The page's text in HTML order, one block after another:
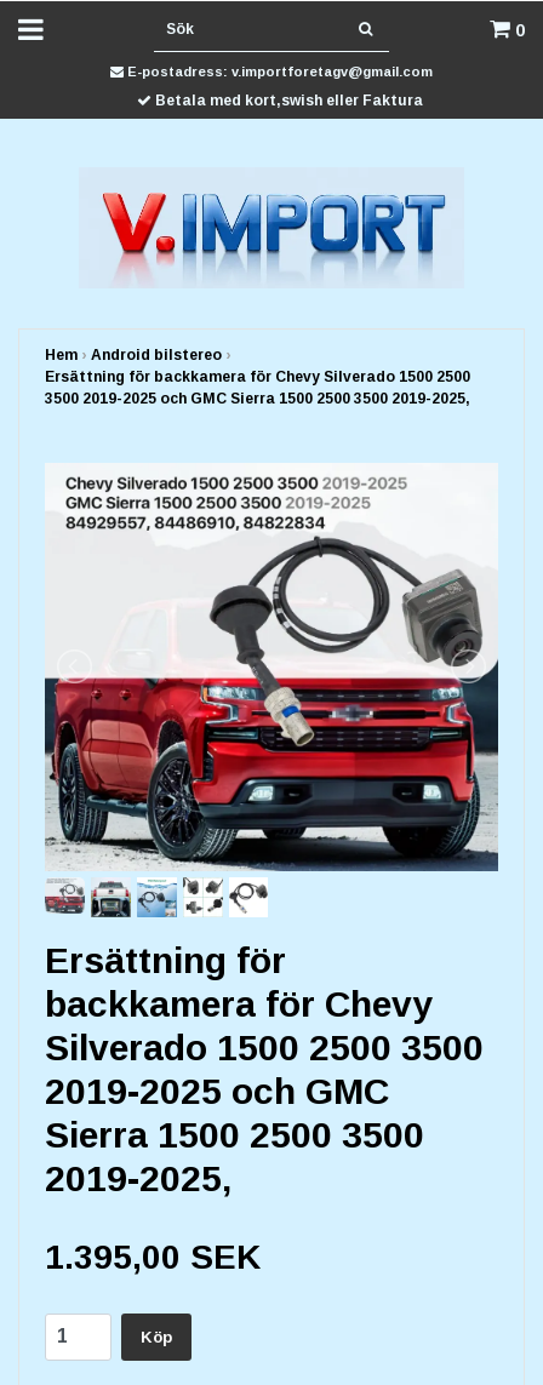
0
E-postadress: v.importforetagv@gmail.com
Betala med kort,swish eller Faktura
Hem › Android bilstereo ›
Ersättning för backkamera för Chevy Silverado 1500 2500
3500 2019-2025 och GMC Sierra 1500 2500 3500 2019-2025,
Ersättning för
backkamera för Chevy
Silverado 1500 2500 3500
2019-2025 och GMC
Sierra 1500 2500 3500
2019-2025,
1.395,00 SEK
Köp